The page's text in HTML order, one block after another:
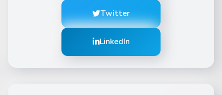
Twitter
LinkedIn